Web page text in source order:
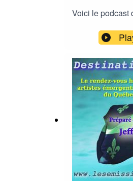
Voici le podcast